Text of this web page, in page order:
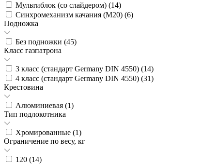
Мультиблок (со слайдером) (14)
Синхромеханизм качания (М20) (6)
Подножка
Без подножки (45)
Класс газпатрона
3 класс (стандарт Germany DIN 4550) (14)
4 класс (стандарт Germany DIN 4550) (31)
Крестовина
Алюминиевая (1)
Тип подлокотника
Хромированные (1)
Ограничение по весу, кг
120 (14)